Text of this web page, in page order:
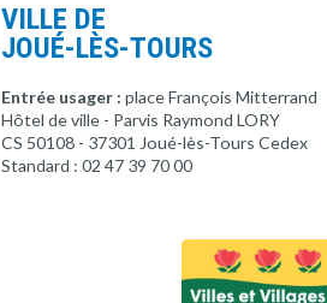
VILLE DE
JOUÉ-LÈS-TOURS
Entrée usager : place François Mitterrand
Hôtel de ville - Parvis Raymond LORY
CS 50108 - 37301 Joué-lès-Tours Cedex
Standard : 02 47 39 70 00